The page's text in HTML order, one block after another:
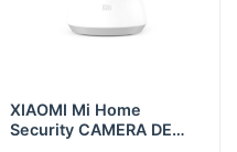
XIAOMI Mi Home
Security CAMERA DE